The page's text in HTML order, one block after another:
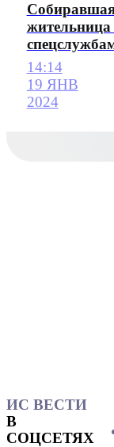
14:14
19 ЯНВ
2024
ИС ВЕСТИ
В
СОЦСЕТЯХ